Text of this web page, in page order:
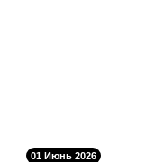
01 Июнь 2026